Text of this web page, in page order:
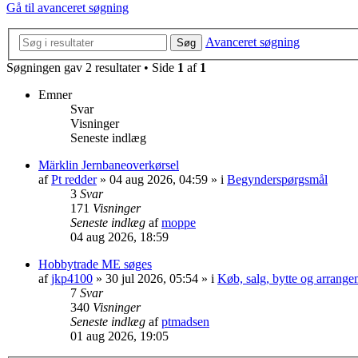
Gå til avanceret søgning
Søg
Avanceret søgning
Søgningen gav 2 resultater • Side 1 af 1
Emner
Svar
Visninger
Seneste indlæg
Märklin Jernbaneoverkørsel
afPt redder» 04 aug 2026, 04:59 » i Begynderspørgsmål
3 Svar
171 Visninger
Seneste indlæg afmoppe
04 aug 2026, 18:59
Hobbytrade ME søges
afjkp4100 » 30 jul 2026, 05:54 » i Køb, salg, bytte og
7 Svar
340 Visninger
Seneste indlæg afptmadsen
01 aug 2026, 19:05